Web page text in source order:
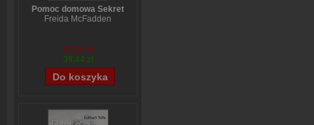
Pomoc domowa Sekret
Freida McFadden
52,25 zł
39,44 zł